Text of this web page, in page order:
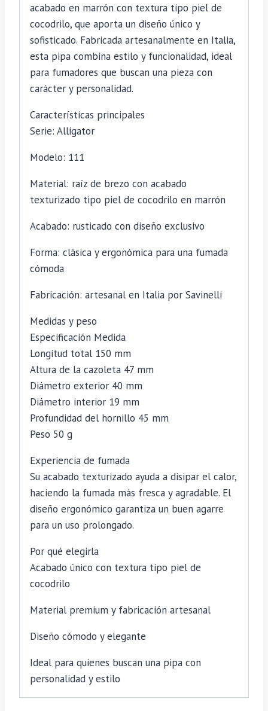
acabado en marrón con textura tipo piel de
cocodrilo, que aporta un diseño único y
sofisticado. Fabricada artesanalmente en Italia,
esta pipa combina estilo y funcionalidad, ideal
para fumadores que buscan una pieza con
carácter y personalidad.
Características principales
Serie: Alligator
Modelo: 111
Material: raíz de brezo con acabado
texturizado tipo piel de cocodrilo en marrón
Acabado: rusticado con diseño exclusivo
Forma: clásica y ergonómica para una fumada
cómoda
Fabricación: artesanal en Italia por Savinelli
Medidas y peso
Especificación Medida
Longitud total 150 mm
Altura de la cazoleta 47 mm
Diámetro exterior 40 mm
Diámetro interior 19 mm
Profundidad del hornillo 45 mm
Peso 50 g
Experiencia de fumada
Su acabado texturizado ayuda a disipar el calor,
haciendo la fumada más fresca y agradable. El
diseño ergonómico garantiza un buen agarre
para un uso prolongado.
Por qué elegirla
Acabado único con textura tipo piel de
cocodrilo
Material premium y fabricación artesanal
Diseño cómodo y elegante
Ideal para quienes buscan una pipa con
personalidad y estilo